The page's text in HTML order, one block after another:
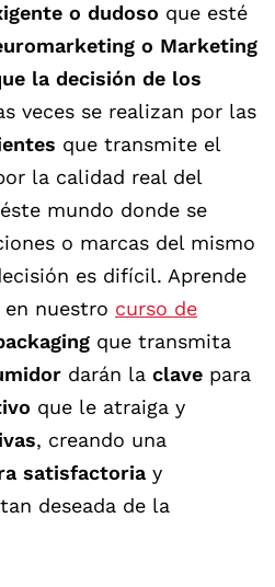
o dudoso que esté
o Marketing
la decisión de los
veces se realizan por las
que transmite el
la calidad real del
mundo donde se
o marcas del mismo
es difícil. Aprende
nuestro curso de
que transmita
darán la clave para
que le atraiga y
, creando una
satisfactoria y
deseada de la